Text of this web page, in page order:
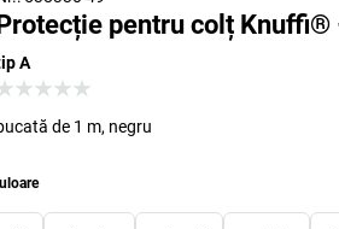
pentru colț Knuffi®
A
de 1 m, negru